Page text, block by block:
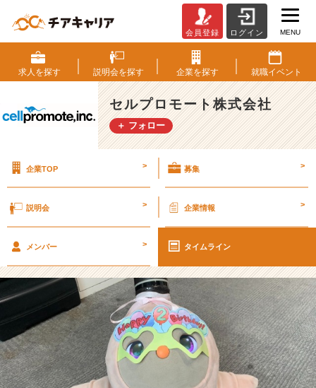
7
卒】
˗
ˏ
ˋ
早
に
っ
い！
ˎ
ˊ
˗
｜
9
月
&
会員登録 ログイン MENU
求人を探す 説明会を探す 企業を探す 就職イベント
セルプロモート株式会社
＋ フォロー
企業TOP > 募集 >
説明会 > 企業情報 >
メンバー > タイムライン